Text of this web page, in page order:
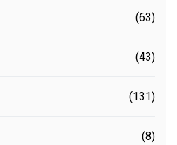
(63)
(43)
(131)
(8)